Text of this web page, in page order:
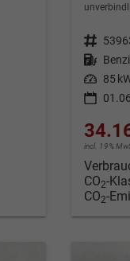
drucken
Expose drucken
Fahrzeugnr.
Kraftstoff
Leistung 85
incl. 19%
CO2-
CO2-